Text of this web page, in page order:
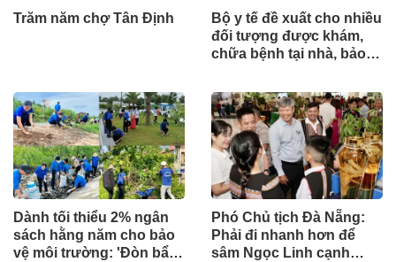
Trăm năm chợ Tân Định
Bộ y tế đề xuất cho nhiều
đối tượng được khám,
chữa bệnh tại nhà, bảo
Dành tối thiểu 2% ngân
sách hằng năm cho bảo
vệ môi trường: 'Đòn bẩy'
Phó Chủ tịch Đà Nẵng:
Phải đi nhanh hơn để
sâm Ngọc Linh cạnh